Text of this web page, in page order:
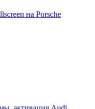
на Porsche